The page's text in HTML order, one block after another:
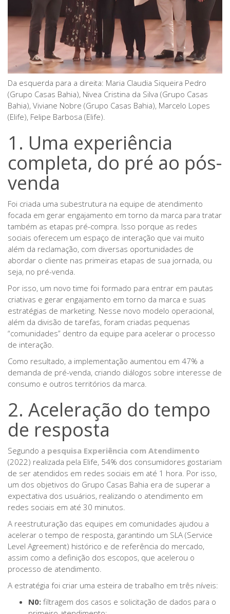
Da esquerda para a direita: Maria Claudia Siqueira Pedro
(Grupo Casas Bahia), Nivea Cristina da Silva (Grupo Casas
Bahia), Viviane Nobre (Grupo Casas Bahia), Marcelo Lopes
(Elife), Felipe Barbosa (Elife).
1. Uma experiência
completa, do pré ao pós-
venda
Foi criada uma subestrutura na equipe de atendimento
focada em gerar engajamento em torno da marca para tratar
também as etapas pré-compra. Isso porque as redes
sociais oferecem um espaço de interação que vai muito
além da reclamação, com diversas oportunidades de
abordar o cliente nas primeiras etapas de sua jornada, ou
seja, no pré-venda.
Por isso, um novo time foi formado para entrar em pautas
criativas e gerar engajamento em torno da marca e suas
estratégias de marketing. Nesse novo modelo operacional,
além da divisão de tarefas, foram criadas pequenas
“comunidades” dentro da equipe para acelerar o processo
de interação.
Como resultado, a implementação aumentou em 47% a
demanda de pré-venda, criando diálogos sobre interesse de
consumo e outros territórios da marca.
2. Aceleração do tempo
de resposta
Segundo a pesquisa Experiência com Atendimento
(2022) realizada pela Elife, 54% dos consumidores gostariam
de ser atendidos em redes sociais em até 1 hora. Por isso,
um dos objetivos do Grupo Casas Bahia era de superar a
expectativa dos usuários, realizando o atendimento em
redes sociais em até 30 minutos.
A reestruturação das equipes em comunidades ajudou a
acelerar o tempo de resposta, garantindo um SLA (Service
Level Agreement) histórico e de referência do mercado,
assim como a definição dos escopos, que acelerou o
processo de atendimento.
A estratégia foi criar uma esteira de trabalho em três níveis:
N0: filtragem dos casos e solicitação de dados para o